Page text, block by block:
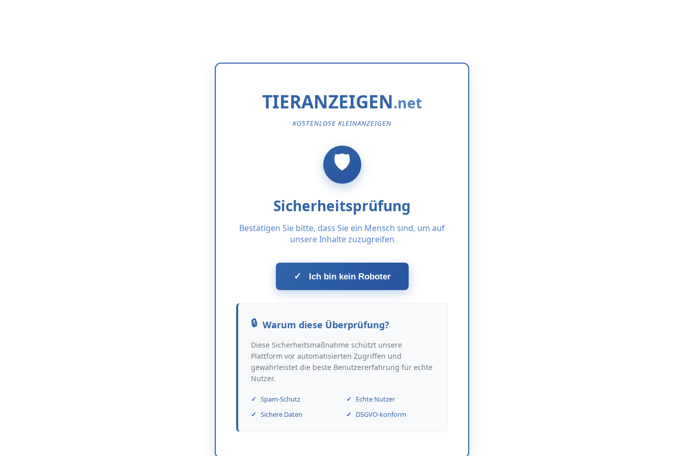
TIERANZEIGEN
KOSTENLOSE KLEINANZEIGEN
Sicherheitsprüfung
Bestätigen Sie bitte, dass Sie ein Mensch sind, um auf
unsere Inhalte zuzugreifen
✓ Ich bin kein Roboter
Warum diese Überprüfung?
Diese Sicherheitsmaßnahme schützt unsere
Plattform vor automatisierten Zugriffen und
gewährleistet die beste Benutzererfahrung für echte
Nutzer.
Spam-Schutz
Echte Nutzer
Sichere Daten
DSGVO-konform